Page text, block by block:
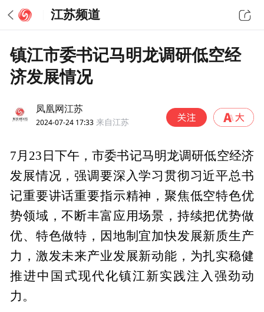
江苏频道
镇江市委书记马明龙调研低空经
济发展情况
凤凰网江苏
2024-07-24 17:33 来自江苏
7月23日下午，市委书记马明龙调研低空经济
发展情况，强调要深入学习贯彻习近平总书
记重要讲话重要指示精神，聚焦低空特色优
势领域，不断丰富应用场景，持续把优势做
优、特色做特，因地制宜加快发展新质生产
力，激发未来产业发展新动能，为扎实稳健
推进中国式现代化镇江新实践注入强劲动
力。